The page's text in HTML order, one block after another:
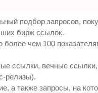
подбор запросов,
бирж ссылок.
чем 100
ссылки, вечные ссылки,
релизы).
а также запросы, на